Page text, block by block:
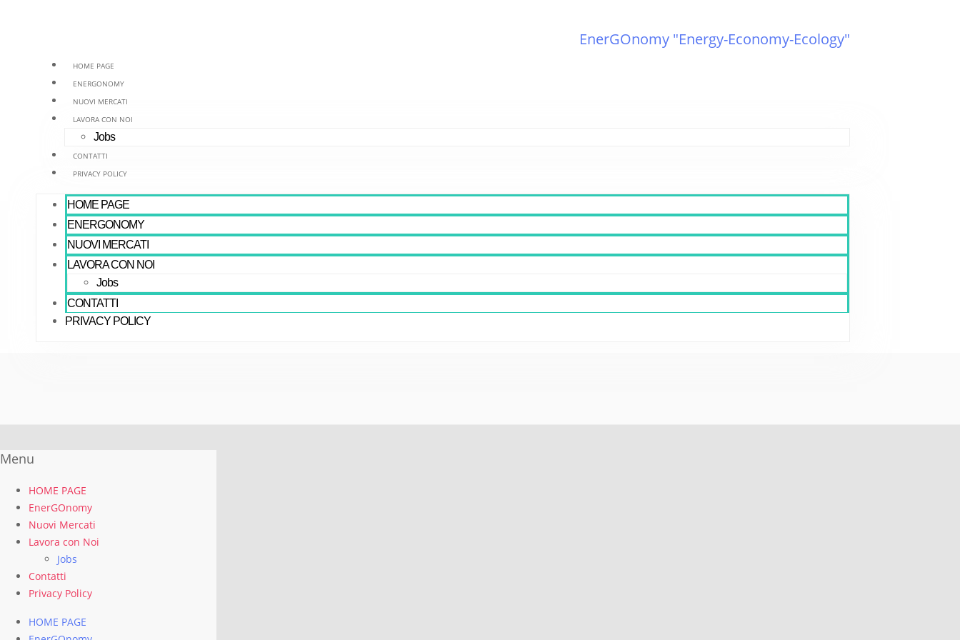
EnerGOnomy "Energy-Economy-Ecology"
HOME PAGE
ENERGONOMY
NUOVI MERCATI
LAVORA CON NOI
Jobs
CONTATTI
PRIVACY POLICY
HOME PAGE
ENERGONOMY
NUOVI MERCATI
LAVORA CON NOI
Jobs
CONTATTI
PRIVACY POLICY
Menu
HOME PAGE
EnerGOnomy
Nuovi Mercati
Lavora con Noi
Jobs
Contatti
Privacy Policy
HOME PAGE